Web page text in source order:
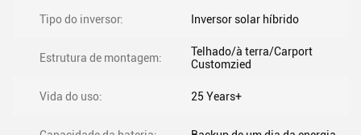
Tipo do inversor: Inversor solar híbrido
Estrutura de montagem:
Telhado/à terra/Carport
Customzied
Vida do uso: 25 Years+